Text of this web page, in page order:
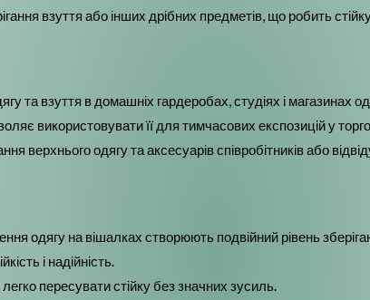
взуття або інших дрібних предметів, що робить
та взуття в домашніх гардеробах, студіях і магазинах
використовувати її для тимчасових експозицій у
верхнього одягу та аксесуарів співробітників або
одягу на вішалках створюють подвійний рівень
і надійність.
пересувати стійку без значних зусиль.